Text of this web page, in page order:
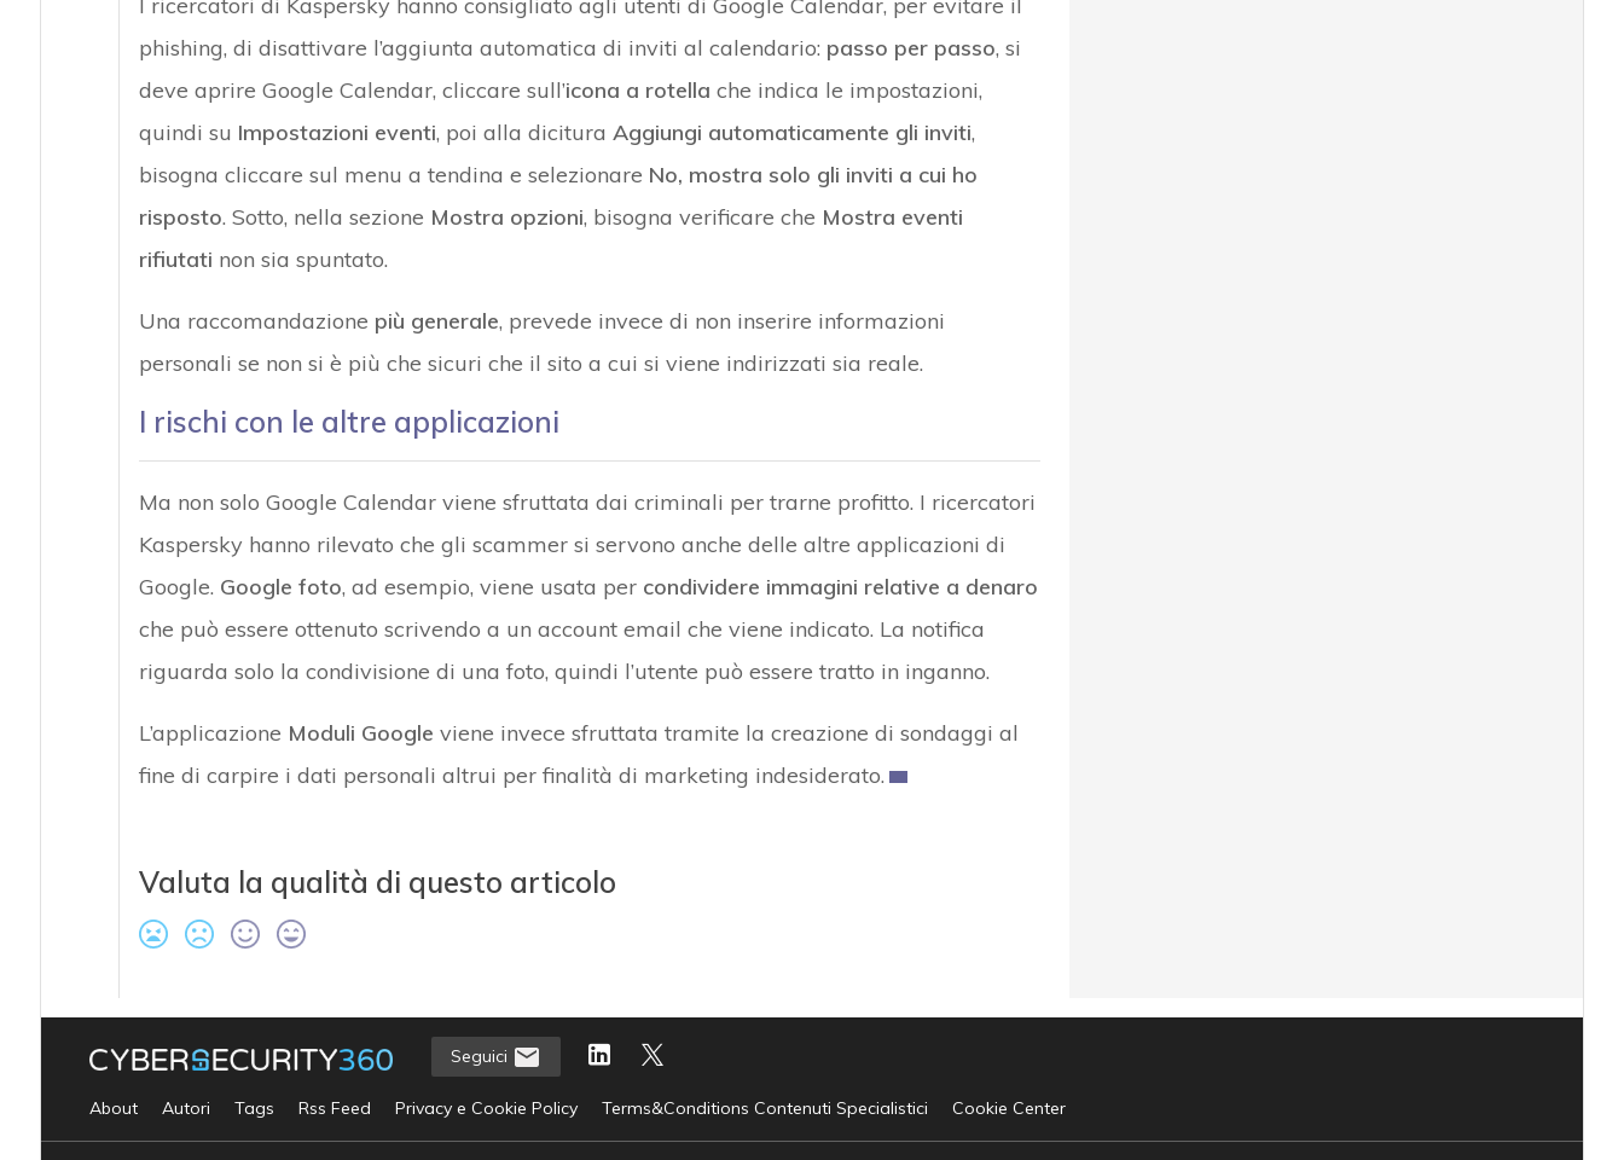
phishing, di disattivare l’aggiunta automatica di inviti al calendario: passo per passo, si
deve aprire Google Calendar, cliccare sull’icona a rotella che indica le impostazioni,
quindi su Impostazioni eventi, poi alla dicitura Aggiungi automaticamente gli inviti,
bisogna cliccare sul menu a tendina e selezionare No, mostra solo gli inviti a cui ho
risposto. Sotto, nella sezione Mostra opzioni, bisogna verificare che Mostra eventi
rifiutati non sia spuntato.
Una raccomandazione più generale, prevede invece di non inserire informazioni
personali se non si è più che sicuri che il sito a cui si viene indirizzati sia reale.
I rischi con le altre applicazioni
Ma non solo Google Calendar viene sfruttata dai criminali per trarne profitto. I ricercatori
Kaspersky hanno rilevato che gli scammer si servono anche delle altre applicazioni di
Google. Google foto, ad esempio, viene usata per condividere immagini relative a denaro
che può essere ottenuto scrivendo a un account email che viene indicato. La notifica
riguarda solo la condivisione di una foto, quindi l’utente può essere tratto in inganno.
L’applicazione Moduli Google viene invece sfruttata tramite la creazione di sondaggi al
fine di carpire i dati personali altrui per finalità di marketing indesiderato.
Valuta la qualità di questo articolo
Seguici
About Autori Tags Rss Feed Privacy e Cookie Policy Terms&Conditions Contenuti Specialistici Cookie Center